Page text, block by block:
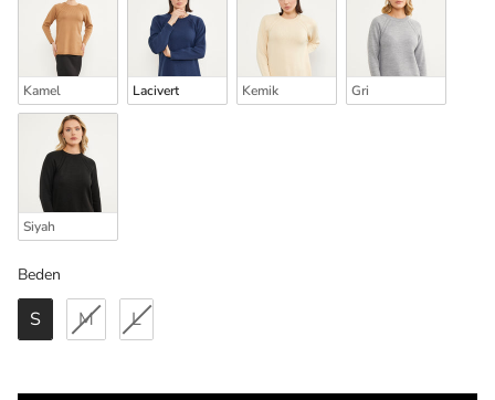
Kamel Lacivert Kemik Gri
Siyah
Beden
Beden
S M L